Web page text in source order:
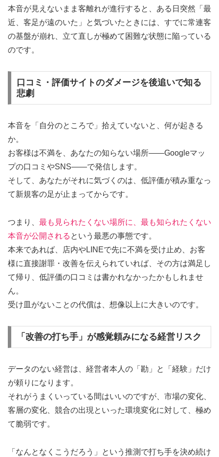
本音が見えないまま客離れが進行すると、ある日突然「最
近、客足が遠のいた」と気づいたときには、すでに常連客
の基盤が崩れ、立て直しが極めて困難な状態に陥っている
のです。
口コミ・評価サイトのダメージを後追いで知る
悲劇
本音を「自分のところで」拾えていないと、何が起きる
か。
お客様は不満を、あなたの知らない場所——Googleマッ
プの口コミやSNS——で発信します。
そして、あなたがそれに気づくのは、低評価が積み重なっ
て新規客の足が止まってからです。
つまり、 最も見られたくない場所に、最も知られたくない
本音が公開される という最悪の事態です。
本来であれば、店内やLINEで先に不満を受け止め、お客
様に直接謝罪・改善を伝えられていれば、その方は満足し
て帰り、低評価の口コミは書かれなかったかもしれませ
ん。
受け皿がないことの代償は、想像以上に大きいのです。
「改善の打ち手」が感覚頼みになる経営リスク
データのない経営は、経営者本人の「勘」と「経験」だけ
が頼りになります。
それがうまくいっている間はいいのですが、市場の変化、
客層の変化、競合の出現といった環境変化に対して、極め
て脆弱です。
「なんとなくこうだろう」という推測で打ち手を決め続け